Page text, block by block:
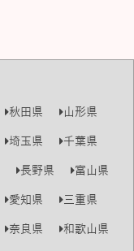
秋田県
山形県
埼玉県
千葉県
長野県
富山県
愛知県
三重県
奈良県
和歌山県